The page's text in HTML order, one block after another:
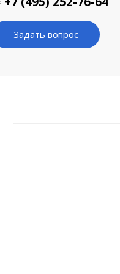
Задать вопрос